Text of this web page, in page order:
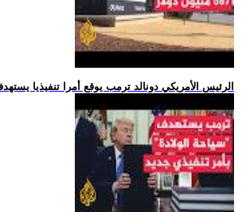
.. الرئيس الأمريكي دونالد ترمب يوقع أمرا تنفيذيا